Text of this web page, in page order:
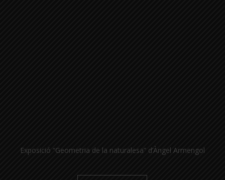
Exposició “Geometria de la naturalesa” d’Àngel Armengol